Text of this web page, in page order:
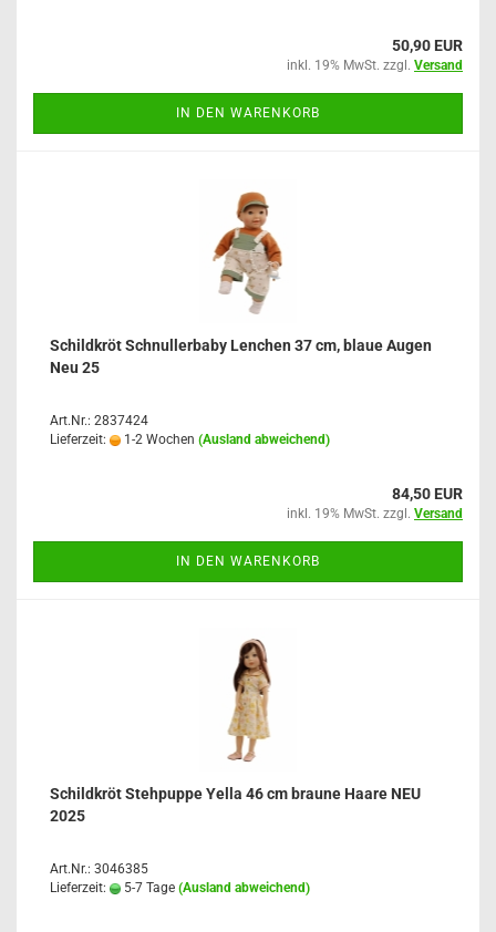
50,90 EUR
inkl. 19% MwSt. zzgl. Versand
IN DEN WARENKORB
Schildkröt Schnullerbaby Lenchen 37 cm, blaue Augen
Neu 25
Art.Nr.: 2837424
Lieferzeit:
1-2 Wochen (Ausland abweichend)
84,50 EUR
inkl. 19% MwSt. zzgl. Versand
IN DEN WARENKORB
Schildkröt Stehpuppe Yella 46 cm braune Haare NEU
2025
Art.Nr.: 3046385
Lieferzeit:
5-7 Tage (Ausland abweichend)